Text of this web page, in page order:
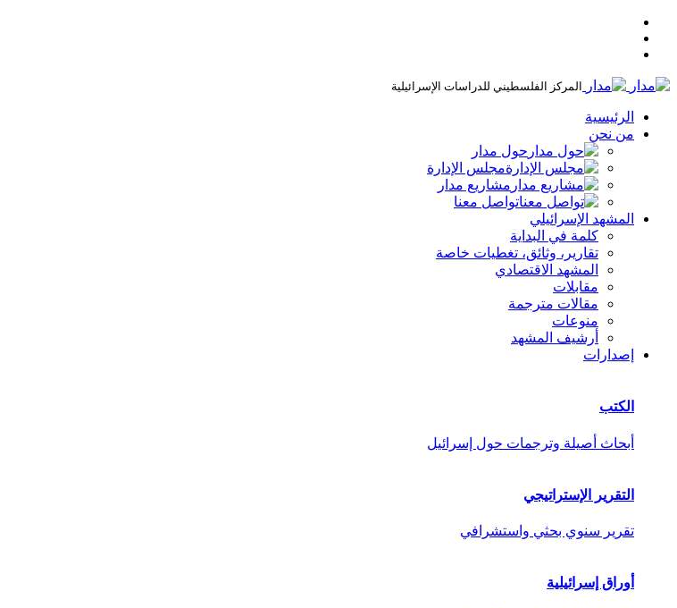
المركز الفلسطيني للدراسات الإسرائيلية
الرئيسية
من نحن
حول مدار
مجلس الإدارة
مشاريع مدار
تواصل معنا
المشهد الإسرائيلي
كلمة في البداية
تقارير، وثائق، تغطيات خاصة
المشهد الاقتصادي
مقابلات
مقالات مترجمة
منوعات
أرشيف المشهد
إصدارات
الكتب
أبحاث أصيلة وترجمات حول إسرائيل
التقرير الإستراتيجي
تقرير سنوي بحثي واستشرافي
أوراق إسرائيلية